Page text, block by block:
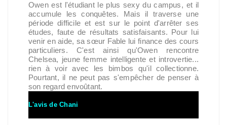
Owen est l'étudiant le plus sexy du campus, et il
accumule les conquêtes. Mais il traverse une
période difficile et est sur le point d'arrêter ses
études, faute de résultats satisfaisants. Pour lui
venir en aide, sa sœur Fable lui finance des cours
particuliers. C'est ainsi qu'Owen rencontre
Chelsea, jeune femme intelligente et introvertie...
rien à voir avec les bimbos qu'il collectionne.
Pourtant, il ne peut pas s'empêcher de penser à
son regard envoûtant.
L'avis de Chani